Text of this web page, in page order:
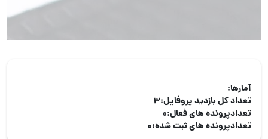
آمارها:
تعداد کل بازدید پروفایل:3
تعدادپرونده های فعال:0
تعدادپرونده های ثبت شده:0